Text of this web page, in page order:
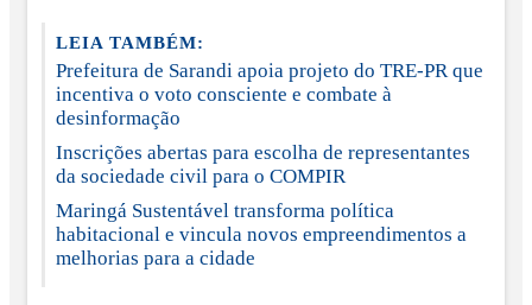
LEIA TAMBÉM:
Prefeitura de Sarandi apoia projeto do TRE-PR que
incentiva o voto consciente e combate à
desinformação
Inscrições abertas para escolha de representantes
da sociedade civil para o COMPIR
Maringá Sustentável transforma política
habitacional e vincula novos empreendimentos a
melhorias para a cidade